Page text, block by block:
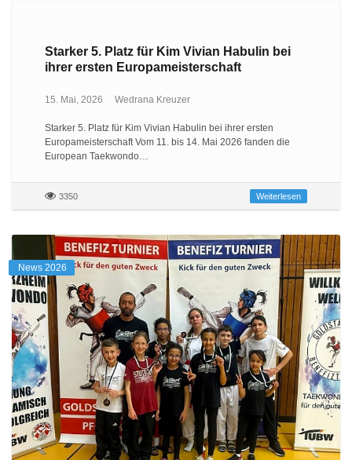
Starker 5. Platz für Kim Vivian Habulin bei
ihrer ersten Europameisterschaft
15. Mai, 2026 Wedrana Kreuzer
Starker 5. Platz für Kim Vivian Habulin bei ihrer ersten
Europameisterschaft Vom 11. bis 14. Mai 2026 fanden die
European Taekwondo…
3350 Weiterlesen
News 2026